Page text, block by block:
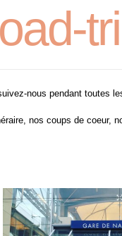
nous pendant toutes
nos coups de coeur,